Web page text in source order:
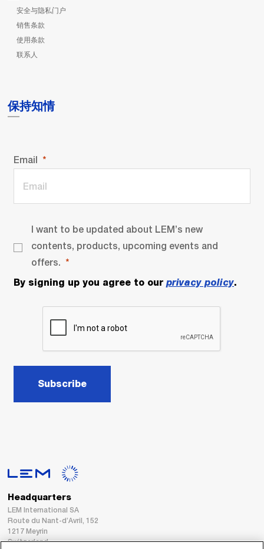
安全与隐私门户
销售条款
使用条款
联系人
保持知情
Email
I want to be updated about LEM’s new
contents, products, upcoming events and
offers.
By signing up you agree to our privacy policy.
Subscribe
Headquarters
LEM International SA
Route du Nant-d’Avril, 152
1217 Meyrin
Switzerland